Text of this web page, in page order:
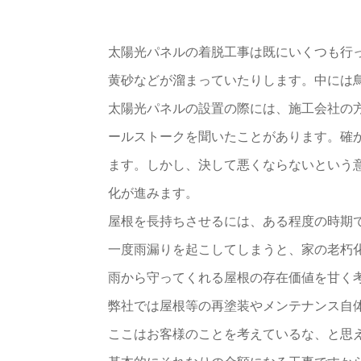
太陽光パネルの着脱工事は既にいくつも
黄砂などが溜まっていたりします。中に
太陽光パネルの設置の際には、施工会社
ールストークを聞いたことがあります。
ます。しかし、決して悪くならないとい
化が進みます。
屋根を長持ちさせるには、ある程度の時
一度雨漏りを起こしてしまうと、家の老朽
雨から守ってくれる屋根の存在価値を甘
弊社では屋根等の再塗装やメンテナンス
ここはお客様のことを考えているな、と